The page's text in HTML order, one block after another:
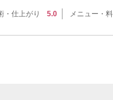
・仕上がり 5.0 メニュー・